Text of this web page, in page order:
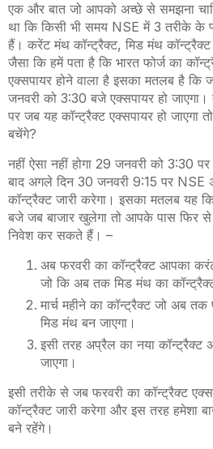
एक और बात जो आपको अच्छे से समझना
था कि किसी भी समय NSE में 3 तरीके के
हैं। करेंट मंथ कॉन्ट्रैक्ट, मिड मंथ
जैसा कि हमें पता है कि भारत फोर्ज का
एक्सपायर होने वाला है इसका मतलब है कि
जनवरी को 3:30 बजे एक्सपायर हो
पर जब यह कॉन्ट्रैक्ट एक्सपायर हो जाएगा तो
बचेंगे?
नहीं ऐसा नहीं होगा 29 जनवरी को 3:30
बाद अगले दिन 30 जनवरी 9:15 पर NSE
कॉन्ट्रैक्ट जारी करेगा। इसका मतलब यह
बजे जब बाजार खुलेगा तो आपके पास फिर से
निवेश कर सकते हैं। –
अब फरवरी का कॉन्ट्रैक्ट आपका
जो कि अब तक मिड मंथ का
मार्च महीने का कॉन्ट्रैक्ट जो अब
मिड मंथ बन जाएगा।
इसी तरह अप्रैल का नया कॉन्ट्रैक्ट
जाएगा।
इसी तरीके से जब फरवरी का कॉन्ट्रैक्ट
कॉन्ट्रैक्ट जारी करेगा और इस तरह हमेशा
बने रहेंगे।